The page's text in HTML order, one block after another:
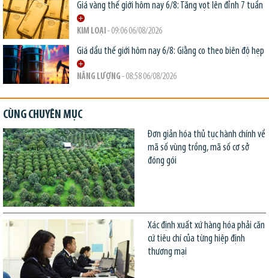
Giá vàng thế giới hôm nay 6/8: Tăng vọt lên đỉnh 7 tuần
KIM LOẠI - 09:06 06/08/2026
Giá dầu thế giới hôm nay 6/8: Giằng co theo biên độ hẹp
NĂNG LƯỢNG - 08:58 06/08/2026
CÙNG CHUYÊN MỤC
Đơn giản hóa thủ tục hành chính về
mã số vùng trồng, mã số cơ sở
đóng gói
Xác định xuất xứ hàng hóa phải căn
cứ tiêu chí của từng hiệp định
thương mại